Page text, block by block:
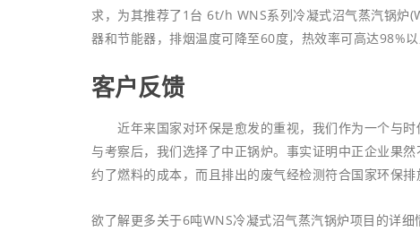
求，为其推荐了1台 6t/h WNS系列冷凝式沼气蒸汽锅炉
器和节能器，排烟温度可降至60度，热效率可高达98%
客户反馈
近年来国家对环保是愈发的重视，我们作为一个与时
与考察后，我们选择了中正锅炉。事实证明中正企业果
约了燃料的成本，而且排出的废气经检测符合国家环保排
欲了解更多关于6吨WNS冷凝式沼气蒸汽锅炉项目的详细